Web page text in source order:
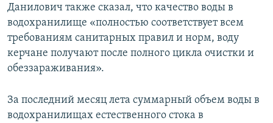
Все сайты RFE/RL
Данилович также сказал, что качество воды в
водохранилище «полностью соответствует всем
требованиям санитарных правил и норм, воду
керчане получают после полного цикла очистки и
обеззараживания».
За последний месяц лета суммарный объем воды в
водохранилищах естественного стока в